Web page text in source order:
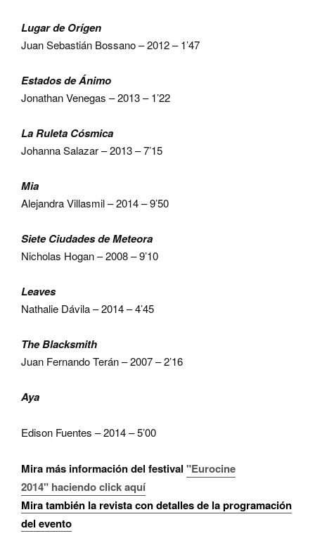
Lugar de Orígen
Juan Sebastián Bossano – 2012 – 1’47
Estados de Ánimo
Jonathan Venegas – 2013 – 1’22
La Ruleta Cósmica
Johanna Salazar – 2013 – 7’15
Mia
Alejandra Villasmil – 2014 – 9’50
Siete Ciudades de Meteora
Nicholas Hogan – 2008 – 9’10
Leaves
Nathalie Dávila – 2014 – 4’45
The Blacksmith
Juan Fernando Terán – 2007 – 2’16
Aya
Edison Fuentes – 2014 – 5’00
Mira más información del festival "Eurocine
2014" haciendo click aquí
Mira también la revista con detalles de la programación
del evento